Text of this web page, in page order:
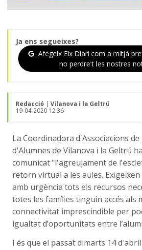
Ja ens segueixes?
Afegeix Eix Diari com a mitjà
no perdre't les nostres
Redacció | Vilanova i la Geltrú
19-04-2020 12:36
La Coordinadora d'Associacions de
d'Alumnes de Vilanova i la Geltrú
comunicat "l'agreujament de
retorn virtual a les aules.
amb urgència tots els recursos
totes les famílies tinguin accés als
connectivitat imprescindible per
igualtat d’oportunitats entre
I és que el passat dimarts 14